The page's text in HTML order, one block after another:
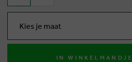
Kies je maat
IN WINKELMANDJE